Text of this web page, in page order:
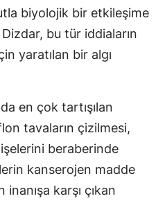
biyolojik bir etkileşime
bu tür iddiaların
yaratılan bir algı
en çok tartışılan
tavaların çizilmesi,
beraberinde
kanserojen madde
inanışa karşı çıkan